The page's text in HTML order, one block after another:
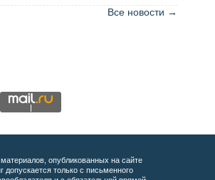
Все новости →
опубликованных на сайте
допускается только с письменного